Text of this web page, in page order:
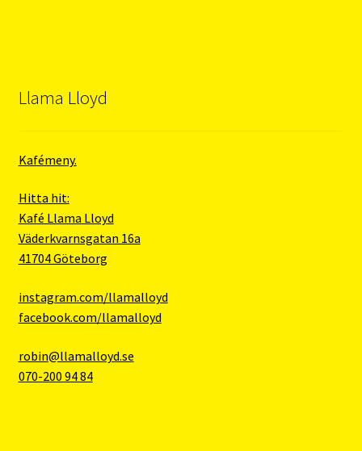
Llama Lloyd
Kafémeny.
Hitta hit:
Kafé Llama Lloyd
Väderkvarnsgatan 16a
41704 Göteborg
instagram.com/llamalloyd
facebook.com/llamalloyd
robin@llamalloyd.se
070-200 94 84